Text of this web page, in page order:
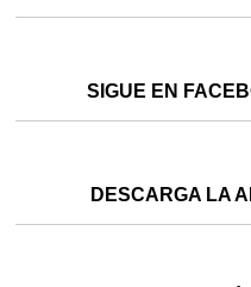
SIGUE EN
DESCARGA LA